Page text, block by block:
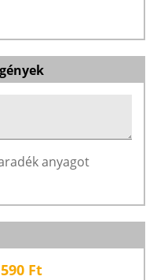
anyagot
Ft